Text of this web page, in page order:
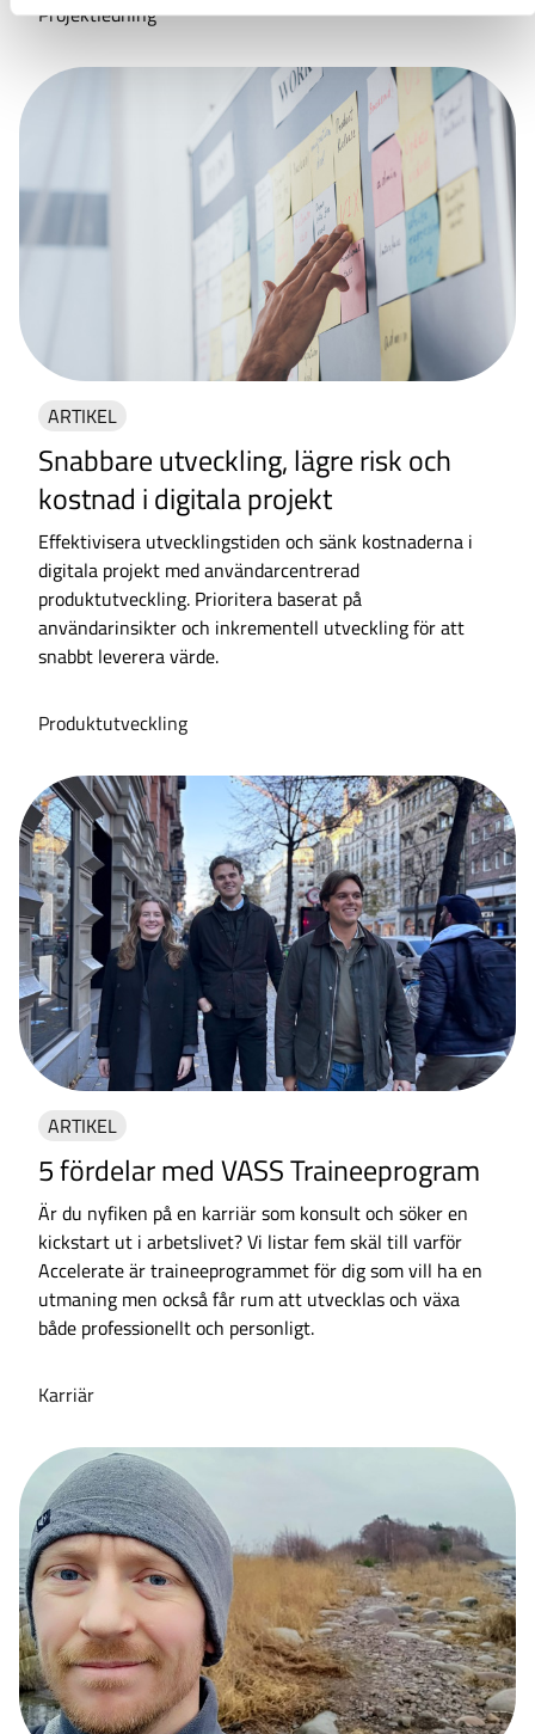
Projektledning
ARTIKEL
Snabbare utveckling, lägre risk och
kostnad i digitala projekt
Effektivisera utvecklingstiden och sänk kostnaderna i
digitala projekt med användarcentrerad
produktutveckling. Prioritera baserat på
användarinsikter och inkrementell utveckling för att
snabbt leverera värde.
Produktutveckling
ARTIKEL
5 fördelar med VASS Traineeprogram
Är du nyfiken på en karriär som konsult och söker en
kickstart ut i arbetslivet? Vi listar fem skäl till varför
Accelerate är traineeprogrammet för dig som vill ha en
utmaning men också får rum att utvecklas och växa
både professionellt och personligt.
Karriär